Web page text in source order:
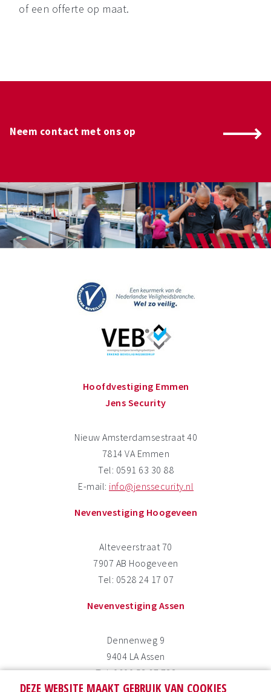
of een offerte op maat.
Neem contact met ons op
Hoofdvestiging Emmen
Jens Security
Nieuw Amsterdamsestraat 40
7814 VA Emmen
Tel: 0591 63 30 88
E-mail: info@jenssecurity.nl
Nevenvestiging Hoogeveen
Alteveerstraat 70
7907 AB Hoogeveen
Tel: 0528 24 17 07
Nevenvestiging Assen
Dennenweg 9
9404 LA Assen
Tel: 0800 53 67 732
DEZE WEBSITE MAAKT GEBRUIK VAN COOKIES